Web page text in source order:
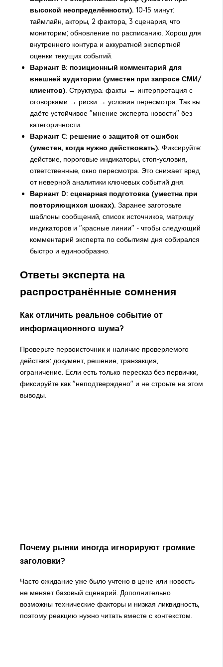
высокой неопределённости). 10-15 минут:
таймлайн, акторы, 2 фактора, 3 сценария, что
мониторим; обновление по расписанию. Хорош для
внутреннего контура и аккуратной экспертной
оценки текущих событий.
Вариант B: позиционный комментарий для
внешней аудитории (уместен при запросе СМИ/
клиентов). Структура: факты → интерпретация с
оговорками → риски → условия пересмотра. Так вы
даёте устойчивое "мнение эксперта новости" без
категоричности.
Вариант C: решение с защитой от ошибок
(уместен, когда нужно действовать). Фиксируйте:
действие, пороговые индикаторы, стоп-условия,
ответственные, окно пересмотра. Это снижает вред
от неверной аналитики ключевых событий дня.
Вариант D: сценарная подготовка (уместна при
повторяющихся шоках). Заранее заготовьте
шаблоны сообщений, список источников, матрицу
индикаторов и "красные линии" - чтобы следующий
комментарий эксперта по событиям дня собирался
быстро и единообразно.
Ответы эксперта на
распространённые сомнения
Как отличить реальное событие от
информационного шума?
Проверьте первоисточник и наличие проверяемого
действия: документ, решение, транзакция,
ограничение. Если есть только пересказ без первички,
фиксируйте как "неподтверждено" и не строьте на этом
выводы.
Почему рынки иногда игнорируют громкие
заголовки?
Часто ожидание уже было учтено в цене или новость
не меняет базовый сценарий. Дополнительно
возможны технические факторы и низкая ликвидность,
поэтому реакцию нужно читать вместе с контекстом.